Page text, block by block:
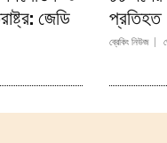
জেডি
প্রতিহত
ব্রেকিং নিউজ